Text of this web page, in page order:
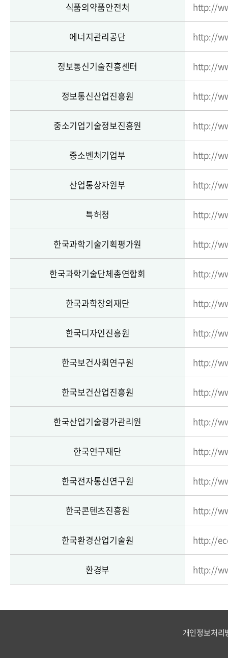
식품의약품안전처 http://
에너지관리공단 http://
정보통신기술진흥센터 http://
정보통신산업진흥원 http://
중소기업기술정보진흥원 http://
중소벤처기업부 http://
산업통상자원부 http://
특허청 http://
한국과학기술기획평가원 http://
한국과학기술단체총연합회 http://
한국과학창의재단 http://
한국디자인진흥원 http://
한국보건사회연구원 http://
한국보건산업진흥원 http://
한국산업기술평가관리원 http://
한국연구재단 http://
한국전자통신연구원 http://
한국콘텐츠진흥원 http://
한국환경산업기술원 http://
환경부 http://
개인정보처리